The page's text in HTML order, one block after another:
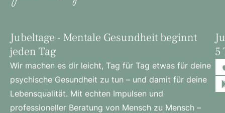
Jubeltage - Mentale Gesundheit beginnt
jeden Tag
Wir machen es dir leicht, Tag für Tag etwas für deine
psychische Gesundheit zu tun – und damit für deine
Lebensqualität. Mit echten Impulsen und
professioneller Beratung von Mensch zu Mensch –
5